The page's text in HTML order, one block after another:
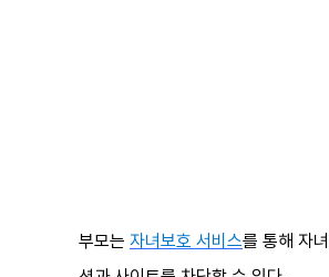
부모는 자녀보호 서비스를 통해 자